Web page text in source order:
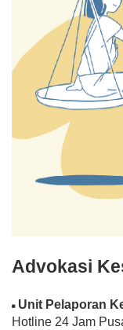
Advokasi
◾ Unit Pelaporan
Hotline 24 Jam